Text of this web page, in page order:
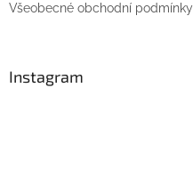
Všeobecné obchodní podmínky
Instagram